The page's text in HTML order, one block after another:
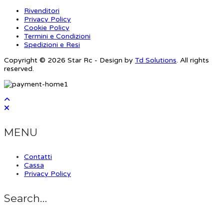
Rivenditori
Privacy Policy
Cookie Policy
Termini e Condizioni
Spedizioni e Resi
Copyright © 2026 Star Rc - Design by Td Solutions. All rights
reserved.
MENU
Contatti
Cassa
Privacy Policy
Search…